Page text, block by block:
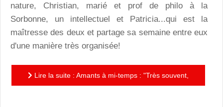
nature, Christian, marié et prof de philo à la
Sorbonne, un intellectuel et Patricia...qui est la
maîtresse des deux et partage sa semaine entre eux
d'une manière très organisée!
Lire la suite : Amants à mi-temps : "Très souvent,